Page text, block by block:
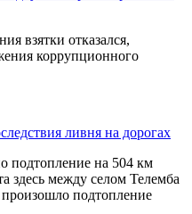
взятки отказался,
коррупционного
ливня на дорогах
подтопление на 504 км
здесь между селом Телемба
произошло подтопление